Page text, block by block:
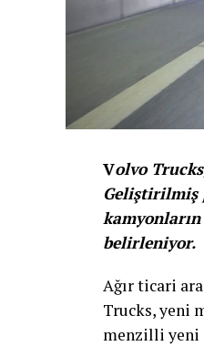
Volvo
Geliştirilmiş
belirleniyor.
Ağır ticari
Trucks, yeni
menzilli yeni